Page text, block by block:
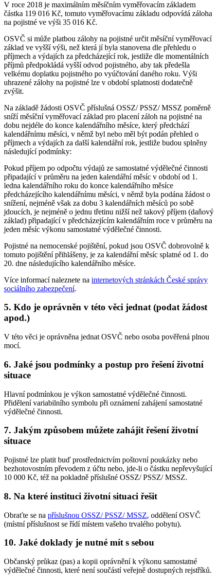
V roce 2018 je maximálním měsíčním vyměřovacím základem
částka 119 016 Kč, tomuto vyměřovacímu základu odpovídá záloha
na pojistné ve výši 35 016 Kč.
OSVČ si může platbou zálohy na pojistné určit měsíční vyměřovací
základ ve vyšší výši, než která jí byla stanovena dle přehledu o
příjmech a výdajích za předcházející rok, jestliže dle momentálních
příjmů předpokládá vyšší odvod pojistného, aby tak předešla
velkému doplatku pojistného po vyúčtování daného roku. Výši
uhrazené zálohy na pojistné lze v období splatnosti dodatečně
zvýšit.
Na základě žádosti OSVČ příslušná OSSZ/ PSSZ/ MSSZ poměrně
sníží měsíční vyměřovací základ pro placení záloh na pojistné na
dobu nejdéle do konce kalendářního měsíce, který předchází
kalendářnímu měsíci, v němž byl nebo měl být podán přehled o
příjmech a výdajích za další kalendářní rok, jestliže budou splněny
následující podmínky:
Pokud příjem po odpočtu výdajů ze samostatné výdělečné činnosti
připadající v průměru na jeden kalendářní měsíc v období od 1.
ledna kalendářního roku do konce kalendářního měsíce
předcházejícího kalendářnímu měsíci, v němž byla podána žádost o
snížení, nejméně však za dobu 3 kalendářních měsíců po sobě
jdoucích, je nejméně o jednu třetinu nižší než takový příjem (daňový
základ) připadající v předcházejícím kalendářním roce v průměru na
jeden měsíc výkonu samostatné výdělečné činnosti.
Pojistné na nemocenské pojištění, pokud jsou OSVČ dobrovolně k
tomuto pojištění přihlášeny, je za kalendářní měsíc splatné od 1. do
20. dne následujícího kalendářního měsíce.
Více informací naleznete na internetových stránkách České správy
sociálního zabezpečení.
5. Kdo je oprávněn v této věci jednat (podat žádost
apod.)
V této věci je oprávněna jednat OSVČ nebo osoba pověřená plnou
mocí.
6. Jaké jsou podmínky a postup pro řešení životní
situace
Hlavní podmínkou je výkon samostatné výdělečné činnosti.
Přidělení variabilního symbolu při oznámení zahájení samostatné
výdělečné činnosti.
7. Jakým způsobem můžete zahájit řešení životní
situace
Pojistné lze platit buď prostřednictvím poštovní poukázky nebo
bezhotovostním převodem z účtu nebo, jde-li o částku nepřevyšující
10 000 Kč, též na pokladně příslušné OSSZ/ PSSZ/ MSSZ.
8. Na které instituci životní situaci řešit
Obraťte se na příslušnou OSSZ/ PSSZ/ MSSZ, oddělení OSVČ
(místní příslušnost se řídí místem vašeho trvalého pobytu).
10. Jaké doklady je nutné mít s sebou
Občanský průkaz (pas) a kopii oprávnění k výkonu samostatné
výdělečné činnosti, které není součástí veřejně dostupných rejstříků.